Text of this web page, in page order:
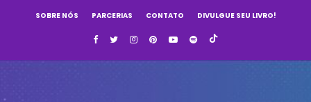
SOBRE NÓS PARCERIAS CONTATO DIVULGUE SEU LIVRO!